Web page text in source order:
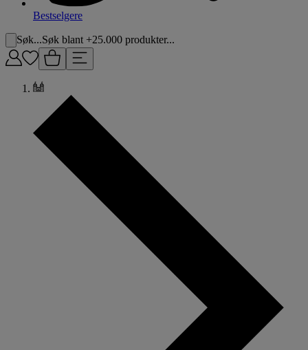
Bestselgere
Søk...Søk blant +25.000 produkter...